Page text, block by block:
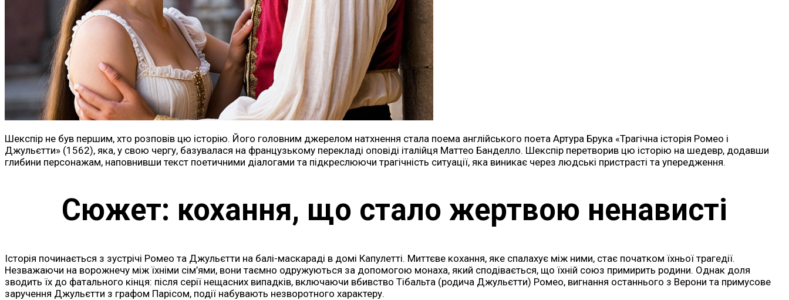
Шекспір не був першим, хто розповів цю історію. Його головним джерелом натхнення стала поема англійського поета Артура Брука «Трагічна історія Ромео і
Джульєтти» (1562), яка, у свою чергу, базувалася на французькому перекладі оповіді італійця Маттео Банделло. Шекспір перетворив цю історію на шедевр, додавши
глибини персонажам, наповнивши текст поетичними діалогами та підкреслюючи трагічність ситуації, яка виникає через людські пристрасті та упередження.
Сюжет: кохання, що стало жертвою ненависті
Історія починається з зустрічі Ромео та Джульєтти на балі-маскараді в домі Капулетті. Миттєве кохання, яке спалахує між ними, стає початком їхньої трагедії.
Незважаючи на ворожнечу між їхніми сім’ями, вони таємно одружуються за допомогою монаха, який сподівається, що їхній союз примирить родини. Однак доля
зводить їх до фатального кінця: після серії нещасних випадків, включаючи вбивство Тібальта (родича Джульєтти) Ромео, вигнання останнього з Верони та примусове
заручення Джульєтти з графом Парісом, події набувають незворотного характеру.